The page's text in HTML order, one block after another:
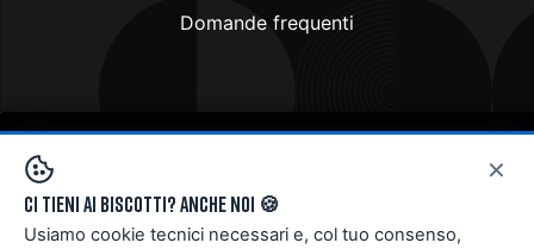
Domande frequenti
Copyright © 2024 . All rights reserved
×
Ci tieni ai biscotti? Anche noi 🍪
Usiamo cookie tecnici necessari e, col tuo consenso,